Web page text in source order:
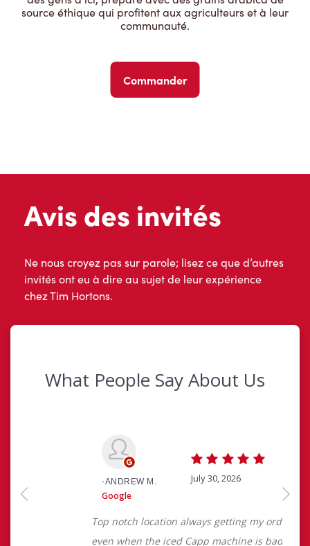
source éthique qui profitent aux agriculteurs et à leur
communauté.
Commander
Avis des invités
Ne nous croyez pas sur parole; lisez ce que d’autres
invités ont eu à dire au sujet de leur expérience
chez Tim Hortons.